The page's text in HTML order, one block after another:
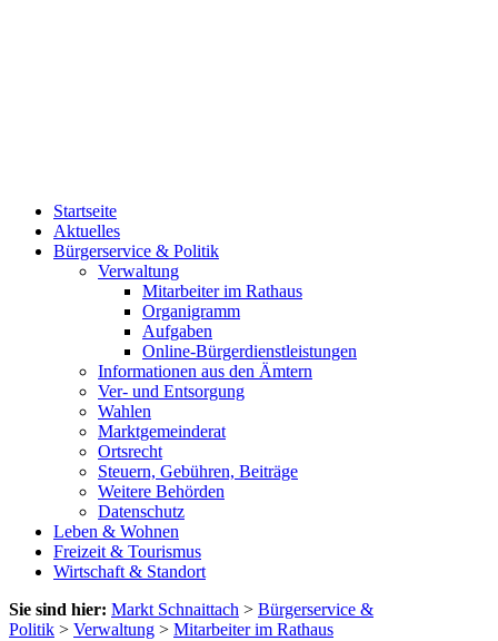
Startseite
Aktuelles
Bürgerservice & Politik
Verwaltung
Mitarbeiter im Rathaus
Organigramm
Aufgaben
Online-Bürgerdienstleistungen
Informationen aus den Ämtern
Ver- und Entsorgung
Wahlen
Marktgemeinderat
Ortsrecht
Steuern, Gebühren, Beiträge
Weitere Behörden
Datenschutz
Leben & Wohnen
Freizeit & Tourismus
Wirtschaft & Standort
Sie sind hier: Markt Schnaittach > Bürgerservice &
Politik > Verwaltung > Mitarbeiter im Rathaus